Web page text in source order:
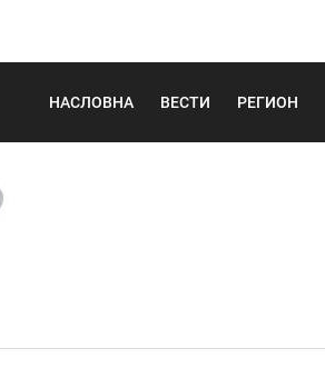
НАСЛОВНА ВЕСТИ РЕГИОН